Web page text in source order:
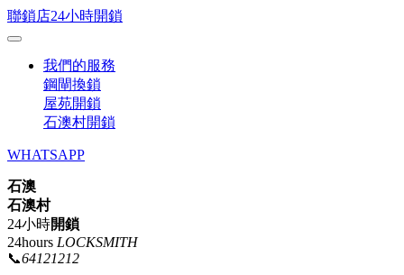
聯鎖店24小時開鎖
我們的服務
鋼閘換鎖
屋苑開鎖
石澳村開鎖
WHATSAPP
石澳
石澳村
24小時開鎖
24hours LOCKSMITH
📞64121212